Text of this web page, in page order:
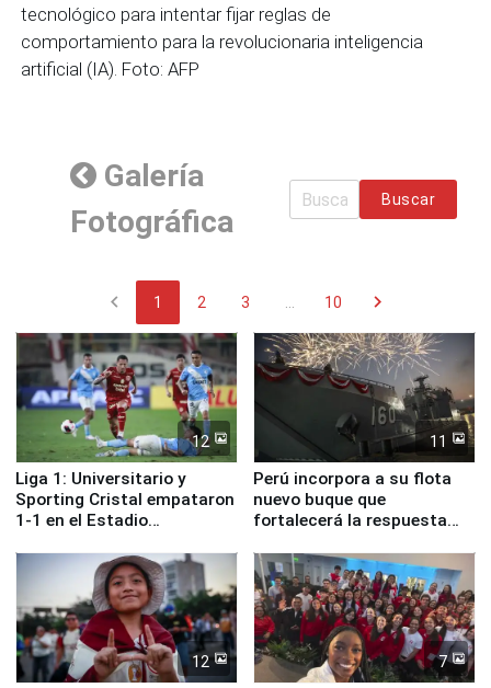
tecnológico para intentar fijar reglas de
comportamiento para la revolucionaria inteligencia
artificial (IA). Foto: AFP
Galería
Fotográfica
Buscar
chevron_left 1 2 3 ... 10 chevron_right
12
Liga 1: Universitario y
Sporting Cristal empataron
1-1 en el Estadio
11
Perú incorpora a su flota
nuevo buque que
fortalecerá la respuesta
12 7